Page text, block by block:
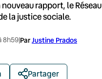
nouveau rapport, le
la justice sociale.
8h59|ParJustine Prados
Partager